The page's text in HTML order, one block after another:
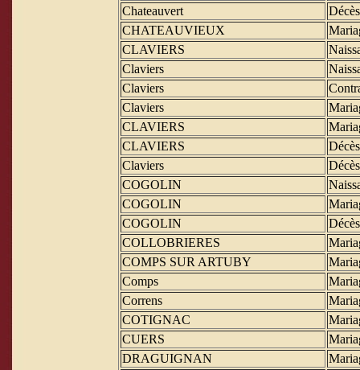
Chateauvert
Décès
CHATEAUVIEUX
CLAVIERS
Claviers
Claviers
Claviers
CLAVIERS
CLAVIERS
Décès
Claviers
Décès
COGOLIN
COGOLIN
COGOLIN
Décès
COLLOBRIERES
COMPS SUR ARTUBY
Comps
Correns
COTIGNAC
CUERS
DRAGUIGNAN